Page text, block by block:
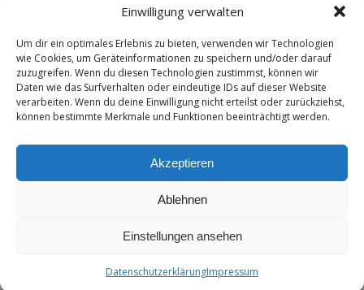
Einwilligung verwalten
Um dir ein optimales Erlebnis zu bieten, verwenden wir Technologien
wie Cookies, um Geräteinformationen zu speichern und/oder darauf
zuzugreifen. Wenn du diesen Technologien zustimmst, können wir
Daten wie das Surfverhalten oder eindeutige IDs auf dieser Website
verarbeiten. Wenn du deine Einwilligung nicht erteilst oder zurückziehst,
können bestimmte Merkmale und Funktionen beeinträchtigt werden.
Akzeptieren
Ablehnen
Einstellungen ansehen
DatenschutzerklärungImpressum
Veranstaltungstipps August & September 2024
x
Kontakt
Datenschutzerklärung